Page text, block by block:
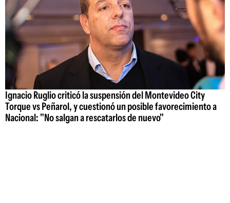
Ignacio Ruglio criticó la suspensión del Montevideo City
Torque vs Peñarol, y cuestionó un posible favorecimiento a
Nacional: "No salgan a rescatarlos de nuevo"